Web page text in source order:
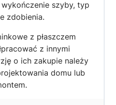
wykończenie szyby, typ
zdobienia.
z płaszczem
z innymi
o ich zakupie należy
domu lub